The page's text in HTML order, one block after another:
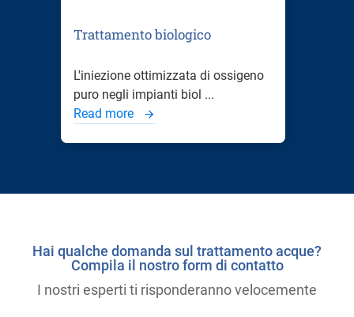
Trattamento biologico
L'iniezione ottimizzata di ossigeno
puro negli impianti biol ...
Read more
Hai qualche domanda sul trattamento acque?
Compila il nostro form di contatto
I nostri esperti ti risponderanno velocemente